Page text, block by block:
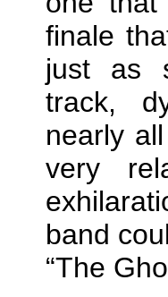
finale
just as
track,
nearly
very
band
“The